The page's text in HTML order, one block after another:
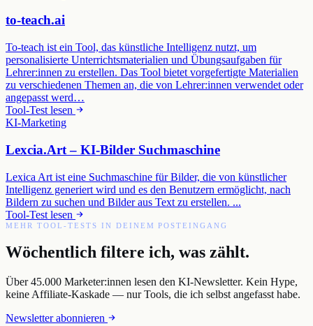
to-teach.ai
To-teach ist ein Tool, das künstliche Intelligenz nutzt, um
personalisierte Unterrichtsmaterialien und Übungsaufgaben für
Lehrer:innen zu erstellen. Das Tool bietet vorgefertigte Materialien
zu verschiedenen Themen an, die von Lehrer:innen verwendet oder
angepasst werd…
Tool-Test lesen
KI-Marketing
Lexcia.Art – KI-Bilder Suchmaschine
Lexica Art ist eine Suchmaschine für Bilder, die von künstlicher
Intelligenz generiert wird und es den Benutzern ermöglicht, nach
Bildern zu suchen und Bilder aus Text zu erstellen. ...
Tool-Test lesen
MEHR TOOL-TESTS IN DEINEM POSTEINGANG
Wöchentlich filtere ich, was zählt.
Über 45.000 Marketer:innen lesen den KI-Newsletter. Kein Hype,
keine Affiliate-Kaskade — nur Tools, die ich selbst angefasst habe.
Newsletter abonnieren